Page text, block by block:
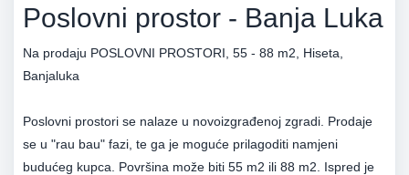
Poslovni prostor - Banja Luka
Na prodaju POSLOVNI PROSTORI, 55 - 88 m2, Hiseta,
Banjaluka
Poslovni prostori se nalaze u novoizgrađenoj zgradi. Prodaje
se u "rau bau" fazi, te ga je moguće prilagoditi namjeni
budućeg kupca. Površina može biti 55 m2 ili 88 m2. Ispred je